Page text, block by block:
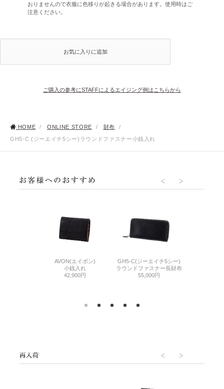
おりませんので衣服に色移りが起きる場合があります。使用時はご
注意ください。
お気に入りに追加
ご購入の参考にSTAFFによるエイジング例はこちらから
HOME / ONLINE STORE / 財布
/
GH5-C (ジーエイチ5シー)ラウンドファスナー小銭入れ
AVON(エイボン)
小銭入れ
42,900円
GH5-C(ジーエイチ5シー)
ラウンドファスナー長財布
55,000円